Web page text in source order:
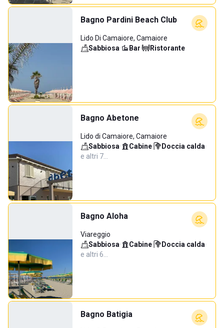
Bagno Pardini Beach Club
Lido Di Camaiore, Camaiore
Sabbiosa· Bar· Ristorante
Bagno Abetone
Lido di Camaiore, Camaiore
Sabbiosa· Cabine· Doccia calda·
e altri 7…
Bagno Aloha
Viareggio
Sabbiosa· Cabine· Doccia calda·
e altri 6…
Bagno Batigia